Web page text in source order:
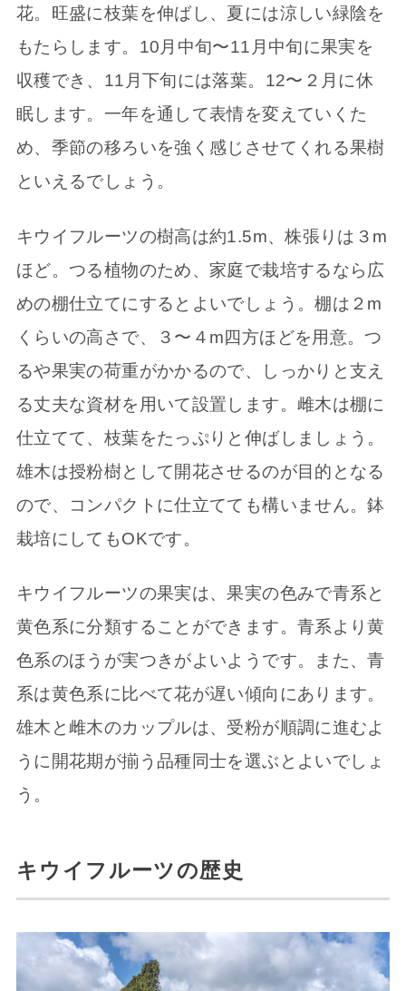
花。旺盛に枝葉を伸ばし、夏には涼しい緑陰を
もたらします。10月中旬〜11月中旬に果実を
収穫でき、11月下旬には落葉。12〜２月に休
眠します。一年を通して表情を変えていくた
め、季節の移ろいを強く感じさせてくれる果樹
といえるでしょう。
キウイフルーツの樹高は約1.5m、株張りは３m
ほど。つる植物のため、家庭で栽培するなら広
めの棚仕立てにするとよいでしょう。棚は２m
くらいの高さで、３〜４m四方ほどを用意。つ
るや果実の荷重がかかるので、しっかりと支え
る丈夫な資材を用いて設置します。雌木は棚に
仕立てて、枝葉をたっぷりと伸ばしましょう。
雄木は授粉樹として開花させるのが目的となる
ので、コンパクトに仕立てても構いません。鉢
栽培にしてもOKです。
キウイフルーツの果実は、果実の色みで青系と
黄色系に分類することができます。青系より黄
色系のほうが実つきがよいようです。また、青
系は黄色系に比べて花が遅い傾向にあります。
雄木と雌木のカップルは、受粉が順調に進むよ
うに開花期が揃う品種同士を選ぶとよいでしょ
う。
キウイフルーツの歴史